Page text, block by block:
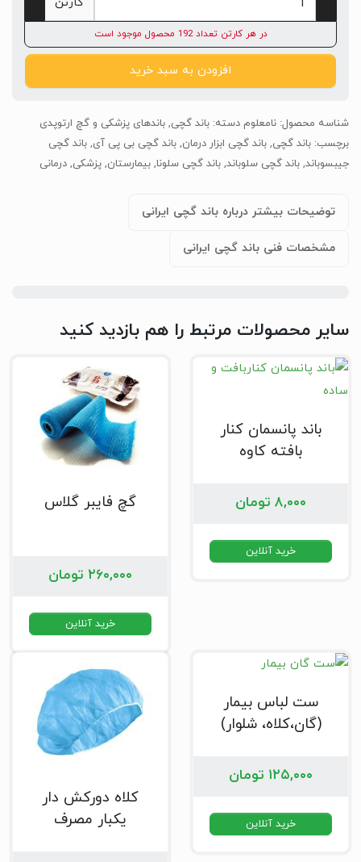
در هر کارتن تعداد 192 محصول موجود است
افزودن به سبد خرید
شناسه محصول: نامعلوم دسته: باند گچی, باندهای پزشکی و گچ ارتوپدی
برچسب: باند گچی, باند گچی ابزار درمان, باند گچی بی پی آی, باند گچی
جیبسوباند, باند گچی سلوباند, باند گچی سلونا, بیمارستان, پزشکی, درمانی
توضیحات بیشتر درباره باند گچی ایرانی
مشخصات فنی باند گچی ایرانی
سایر محصولات مرتبط را هم بازدید کنید
باند پانسمان کنار
بافته کاوه
۸,۰۰۰ تومان
خرید آنلاین
گچ فایبر گلاس
۲۶۰,۰۰۰ تومان
خرید آنلاین
ست لباس بیمار
(گان،کلاه، شلوار)
۱۲۵,۰۰۰ تومان
خرید آنلاین
کلاه دورکش دار
یکبار مصرف